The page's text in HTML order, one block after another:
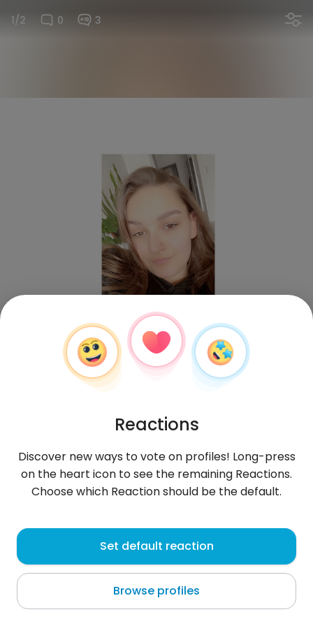
1/2 0 3
Werka200618 , 19
Gubin
Odrazu na starcie mówię mam dziecko jak komuś
się nie podoba trudno nie pisać jak nie pasi
Reactions
Discover new ways to vote on profiles! Long-press
on the heart icon to see the remaining Reactions.
Choose which Reaction should be the default.
Set default reaction
Browse profiles